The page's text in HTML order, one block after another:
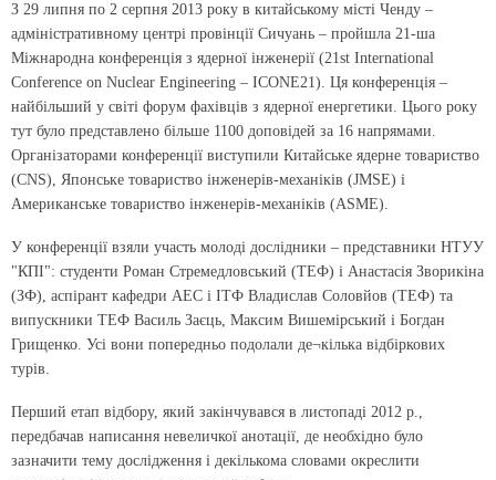
З 29 липня по 2 серпня 2013 року в китайському місті Ченду –
адміністративному центрі провінції Сичуань – пройшла 21-ша
Міжнародна конференція з ядерної інженерії (21st International
Conference on Nuclear Engineering – ICONE21). Ця конференція –
найбільший у світі форум фахівців з ядерної енергетики. Цього року
тут було представлено більше 1100 доповідей за 16 напрямами.
Організаторами конференції виступили Китайське ядерне товариство
(CNS), Японське товариство інженерів-механіків (JMSE) і
Американське товариство інженерів-механіків (ASME).
У конференції взяли участь молоді дослідники – представники НТУУ
"КПІ": студенти Роман Стремедловський (ТЕФ) і Анастасія Зворикіна
(ЗФ), аспірант кафедри АЕС і ІТФ Владислав Соловйов (ТЕФ) та
випускники ТЕФ Василь Заєць, Максим Вишемірський і Богдан
Грищенко. Усі вони попередньо подолали де¬кілька відбіркових
турів.
Перший етап відбору, який закінчувався в листопаді 2012 р.,
передбачав написання невеличкої анотації, де необхідно було
зазначити тему дослідження і декількома словами окреслити